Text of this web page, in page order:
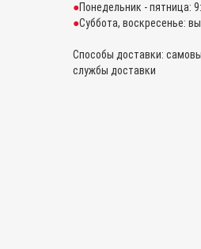
Понедельник - пятница:
Суббота, воскресенье:
Способы доставки:
службы доставки